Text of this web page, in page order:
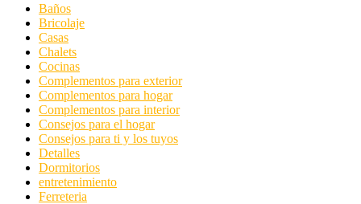
Baños
Bricolaje
Casas
Chalets
Cocinas
Complementos para exterior
Complementos para hogar
Complementos para interior
Consejos para el hogar
Consejos para ti y los tuyos
Detalles
Dormitorios
entretenimiento
Ferreteria